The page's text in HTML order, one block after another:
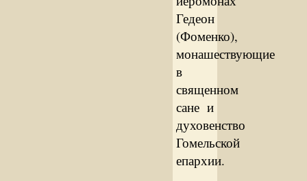
Гедеон
(Фоменко),
монашествующие
в
священном
сане и
духовенство
Гомельской
епархии.